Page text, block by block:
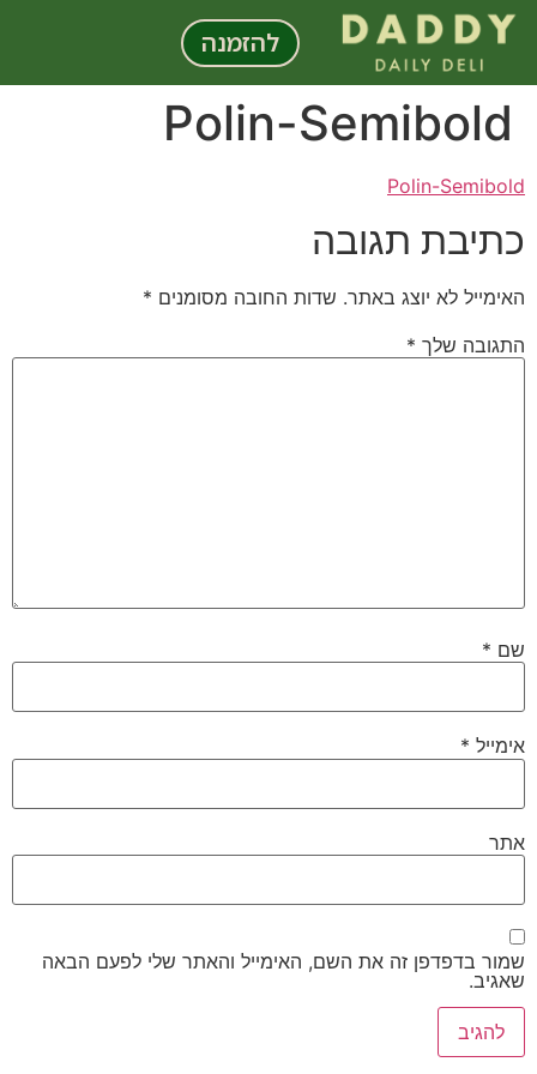
לתוכן
להזמנה
Polin-Semibold
Polin-Semibold
כתיבת תגובה
האימייל לא יוצג באתר. שדות החובה מסומנים *
התגובה שלך *
שם *
אימייל *
אתר
שמור בדפדפן זה את השם, האימייל והאתר שלי לפעם הבאה
שאגיב.